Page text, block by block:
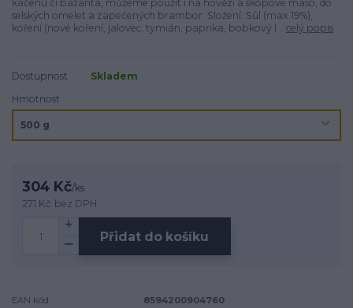
kačenu či bažanta, můžeme použít i na hovězí a skopové maso, do
selských omelet a zapečených brambor. Složení: Sůl (max.19%),
koření (nové koření, jalovec, tymián, paprika, bobkový l... celý popis
Dostupnost
Skladem
Hmotnost
304 Kč/ks
271 Kč bez DPH
Přidat do košíku
EAN kód: 8594200904760